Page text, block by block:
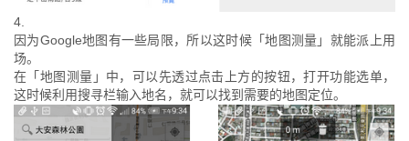
4.
因为Google地图有一些局限，所以这时候「地图测量」就能派上用
场。
在「地图测量」中，可以先透过点击上方的按钮，打开功能选单，
这时候利用搜寻栏输入地名，就可以找到需要的地图定位。